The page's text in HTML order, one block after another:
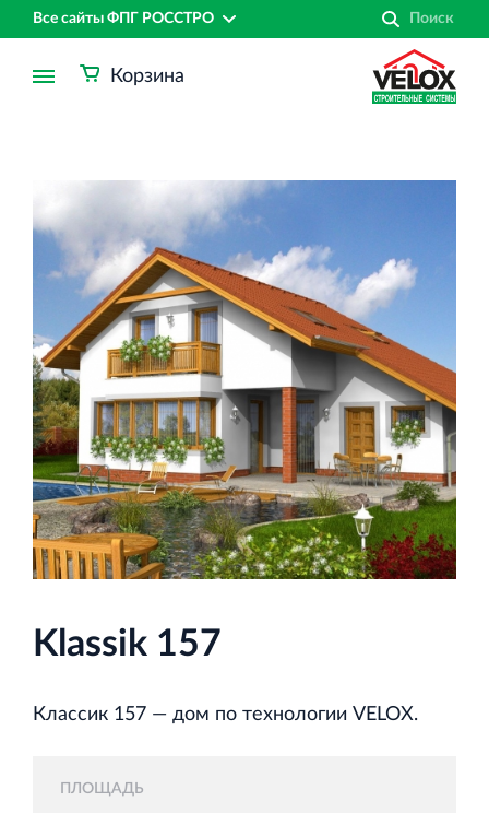
Все сайты ФПГ РОССТРО
Финансово‐промышленная группа РОССТРО
Аренда недвижимости в Санкт‐Петербурге
и Ленинградской области
Строительная система ROSSTRO‐VELOX
Корзина
Klassik 157
Классик 157 — дом по технологии VELOX.
ПЛОЩАДЬ